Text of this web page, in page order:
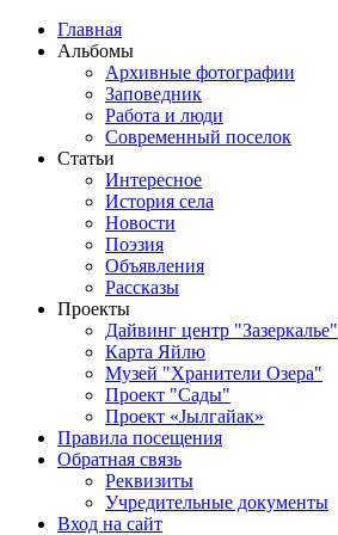
Перейти к основному содержанию
Main menu
Главная
Альбомы
Архивные фотографии
Заповедник
Работа и люди
Современный поселок
Статьи
Интересное
История села
Новости
Поэзия
Объявления
Рассказы
Проекты
Дайвинг центр "Зазеркалье"
Карта Яйлю
Музей "Хранители Озера"
Проект "Сады"
Проект «Jылгайак»
Правила посещения
Обратная связь
Реквизиты
Учредительные документы
Вход на сайт